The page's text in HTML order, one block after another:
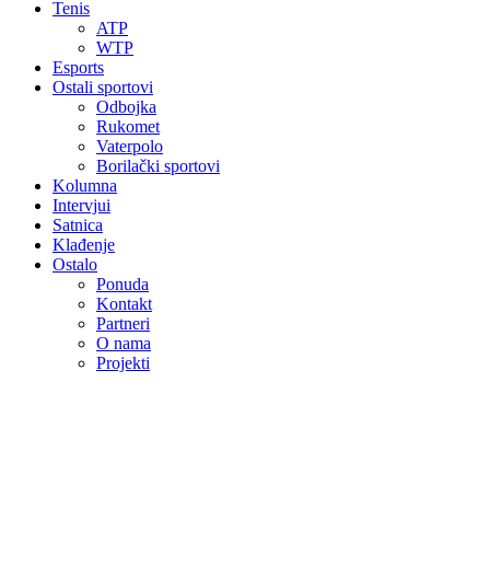
Tenis
ATP
WTP
Esports
Ostali sportovi
Odbojka
Rukomet
Vaterpolo
Borilački sportovi
Kolumna
Intervjui
Satnica
Klađenje
Ostalo
Ponuda
Kontakt
Partneri
O nama
Projekti